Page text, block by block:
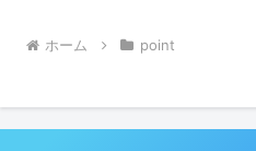
ホーム point